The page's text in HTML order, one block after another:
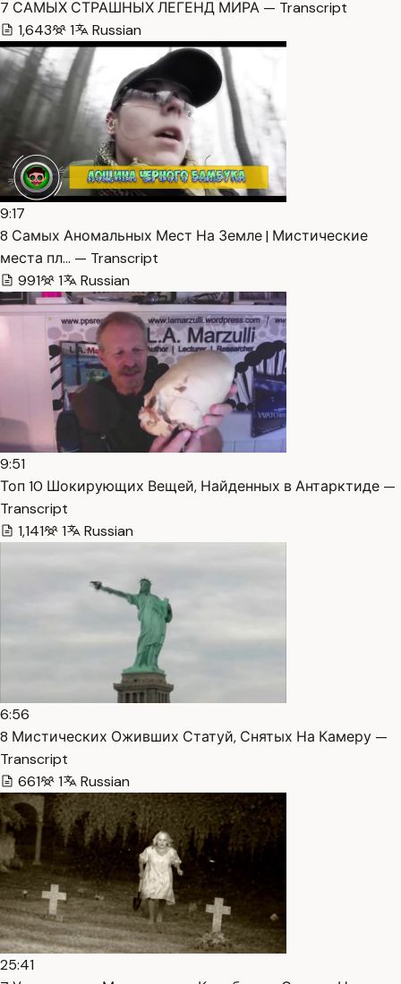
7 САМЫХ СТРАШНЫХ ЛЕГЕНД МИРА — Transcript
1,643
1 Russian
9:17
8 Самых Аномальных Мест На Земле | Мистические
места пл… — Transcript
991
1 Russian
9:51
Топ 10 Шокирующих Вещей, Найденных в Антарктиде —
Transcript
1,141
1 Russian
6:56
8 Мистических Оживших Статуй, Снятых На Камеру —
Transcript
661
1 Russian
25:41